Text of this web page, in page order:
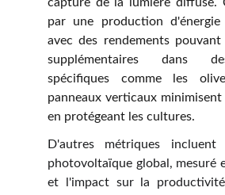
par une production
avec des rendements
supplémentaires dans
spécifiques comme les
panneaux verticaux
en protégeant les cultures.
D'autres métriques incluent
photovoltaïque global, mesuré
et l'impact sur la